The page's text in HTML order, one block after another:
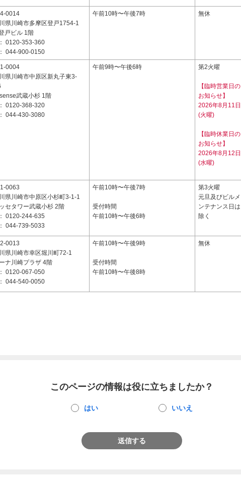
0014
県川崎市多摩区登戸1754-1
戸ビル 1階
0120-353-360
044-900-0150
午前10時〜午後7時 無休
0004
県川崎市中原区新丸子東3-
武蔵小杉 1階
0120-368-320
044-430-3080
午前9時〜午後6時 第2火曜
【臨時営業日の
お知らせ】
2026年8月11日
(火曜)
【臨時休業日の
お知らせ】
2026年8月12日
(水曜)
0063
県川崎市中原区小杉町3-1-1
セタワー武蔵小杉 2階
0120-244-635
044-739-5033
午前10時〜午後7時
受付時間
午前10時〜午後6時
第3火曜
元旦及びビルメ
ンテナンス日は
除く
0013
県川崎市幸区堀川町72-1
ナ川崎プラザ 4階
0120-067-050
044-540-0050
午前10時〜午後9時
受付時間
午前10時〜午後8時
無休
このページの情報は役に立ちましたか？
はい いいえ
送信する